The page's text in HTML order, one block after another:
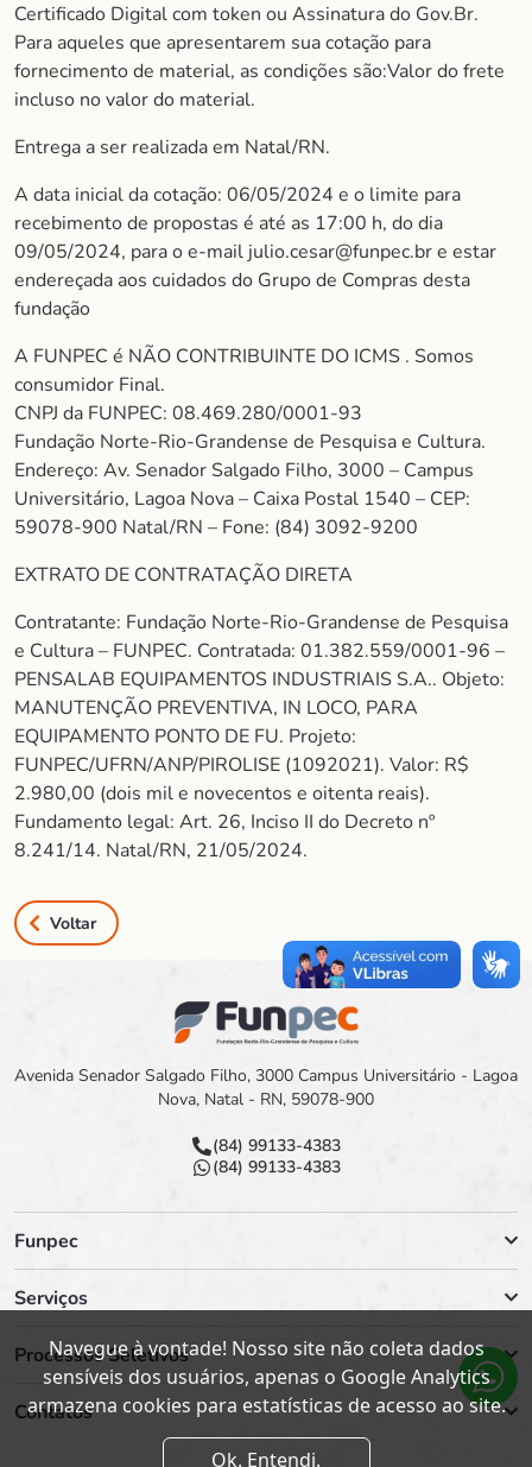
Certificado Digital com token ou Assinatura do Gov.Br.
Para aqueles que apresentarem sua cotação para
fornecimento de material, as condições são:Valor do frete
incluso no valor do material.
Entrega a ser realizada em Natal/RN.
A data inicial da cotação: 06/05/2024 e o limite para
recebimento de propostas é até as 17:00 h, do dia
09/05/2024, para o e-mail julio.cesar@funpec.br e estar
endereçada aos cuidados do Grupo de Compras desta
fundação
A FUNPEC é NÃO CONTRIBUINTE DO ICMS . Somos
consumidor Final.
CNPJ da FUNPEC: 08.469.280/0001-93
Fundação Norte-Rio-Grandense de Pesquisa e Cultura.
Endereço: Av. Senador Salgado Filho, 3000 – Campus
Universitário, Lagoa Nova – Caixa Postal 1540 – CEP:
59078-900 Natal/RN – Fone: (84) 3092-9200
EXTRATO DE CONTRATAÇÃO DIRETA
Contratante: Fundação Norte-Rio-Grandense de Pesquisa
e Cultura – FUNPEC. Contratada: 01.382.559/0001-96 –
PENSALAB EQUIPAMENTOS INDUSTRIAIS S.A.. Objeto:
MANUTENÇÃO PREVENTIVA, IN LOCO, PARA
EQUIPAMENTO PONTO DE FU. Projeto:
FUNPEC/UFRN/ANP/PIROLISE (1092021). Valor: R$
2.980,00 (dois mil e novecentos e oitenta reais).
Fundamento legal: Art. 26, Inciso II do Decreto nº
8.241/14. Natal/RN, 21/05/2024.
Voltar
Avenida Senador Salgado Filho, 3000 Campus Universitário - Lagoa
Nova, Natal - RN, 59078-900
(84) 99133-4383
(84) 99133-4383
Funpec
Serviços
Processos Seletivos
Contatos
Navegue à vontade! Nosso site não coleta dados
sensíveis dos usuários, apenas o Google Analytics
armazena cookies para estatísticas de acesso ao site.
Ok. Entendi.